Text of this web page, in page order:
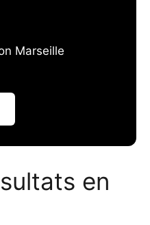
Marseille
en